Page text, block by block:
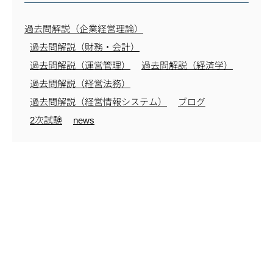
過去問解説（企業経営理論）
過去問解説（財務・会計）
過去問解説（運営管理）
過去問解説（経済学）
過去問解説（経営法務）
過去問解説（経営情報システム）
ブログ
2次試験
news